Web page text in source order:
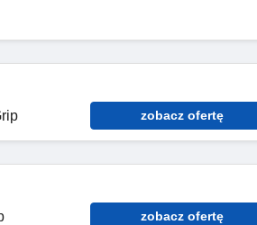
zobacz ofertę
zobacz ofertę